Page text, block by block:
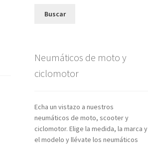
Buscar
Neumáticos de moto y
ciclomotor
Echa un vistazo a nuestros
neumáticos de moto, scooter y
ciclomotor. Elige la medida, la marca y
el modelo y llévate los neumáticos